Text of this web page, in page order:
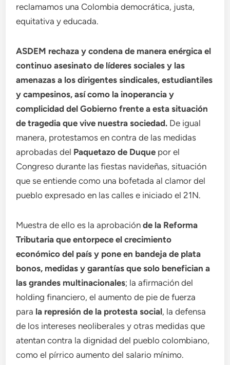
reclamamos una Colombia democrática, justa,
equitativa y educada.
ASDEM rechaza y condena de manera enérgica el
continuo asesinato de líderes sociales y las
amenazas a los dirigentes sindicales, estudiantiles
y campesinos, así como la inoperancia y
complicidad del Gobierno frente a esta situación
de tragedia que vive nuestra sociedad. De igual
manera, protestamos en contra de las medidas
aprobadas del Paquetazo de Duque por el
Congreso durante las fiestas navideñas, situación
que se entiende como una bofetada al clamor del
pueblo expresado en las calles e iniciado el 21N.
Muestra de ello es la aprobaciónde la Reforma
Tributaria que entorpece el crecimiento
económico del país y pone en bandeja de plata
bonos, medidas y garantías que solo benefician a
las grandes multinacionales; la afirmación del
holding financiero, el aumento de pie de fuerza
para la represión de la protesta social, la defensa
de los intereses neoliberales y otras medidas que
atentan contra la dignidad del pueblo colombiano,
como el pírrico aumento del salario mínimo.